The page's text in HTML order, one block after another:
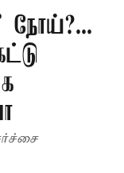
நோய்?...